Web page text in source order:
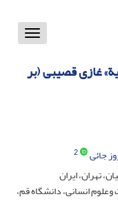
Toggle
غازی قصیبی (بر
جائی
2
تهران، ایران
انسانی، دانشگاه قم،